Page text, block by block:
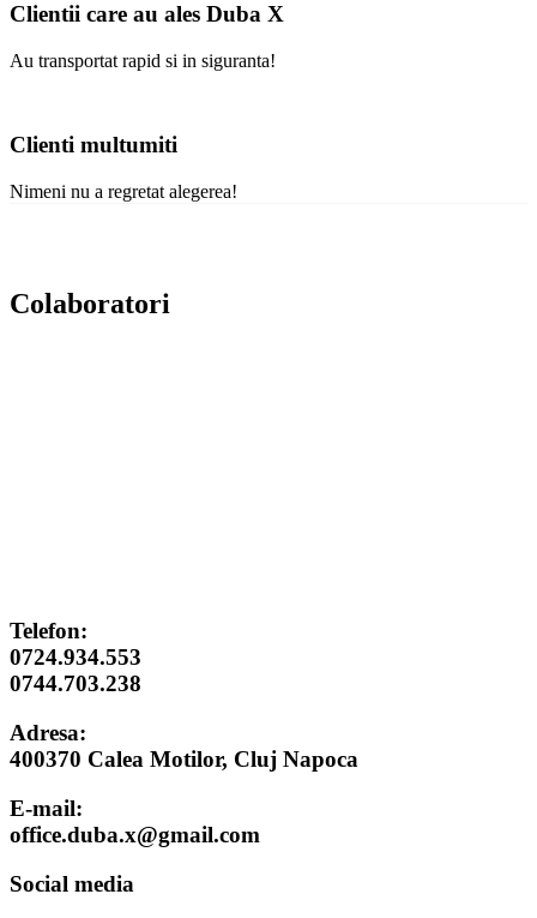
Clientii care au ales Duba X
Au transportat rapid si in siguranta!
Clienti multumiti
Nimeni nu a regretat alegerea!
Colaboratori
Telefon:
0724.934.553
0744.703.238
Adresa:
400370 Calea Motilor, Cluj Napoca
E-mail:
office.duba.x@gmail.com
Social media